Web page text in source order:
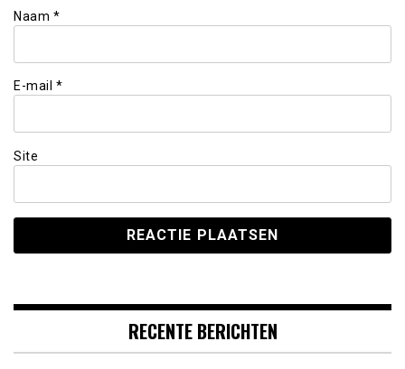
Naam *
E-mail *
Site
RECENTE BERICHTEN